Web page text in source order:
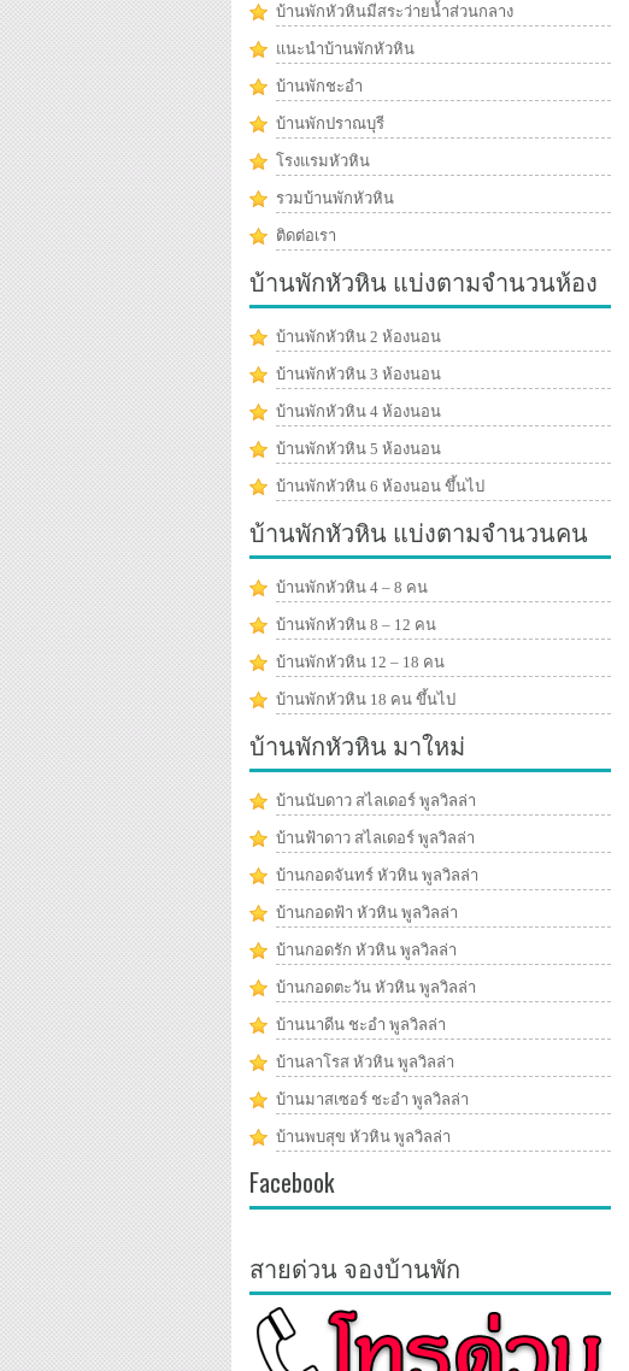
บ้านพักหัวหินมีสระว่ายน้ำส่วนกลาง
แนะนำบ้านพักหัวหิน
บ้านพักชะอำ
บ้านพักปราณบุรี
โรงแรมหัวหิน
รวมบ้านพักหัวหิน
ติดต่อเรา
บ้านพักหัวหิน แบ่งตามจำนวนห้อง
บ้านพักหัวหิน 2 ห้องนอน
บ้านพักหัวหิน 3 ห้องนอน
บ้านพักหัวหิน 4 ห้องนอน
บ้านพักหัวหิน 5 ห้องนอน
บ้านพักหัวหิน 6 ห้องนอน ขึ้นไป
บ้านพักหัวหิน แบ่งตามจำนวนคน
บ้านพักหัวหิน 4 – 8 คน
บ้านพักหัวหิน 8 – 12 คน
บ้านพักหัวหิน 12 – 18 คน
บ้านพักหัวหิน 18 คน ขึ้นไป
บ้านพักหัวหิน มาใหม่
บ้านนับดาว สไลเดอร์ พูลวิลล่า
บ้านฟ้าดาว สไลเดอร์ พูลวิลล่า
บ้านกอดจันทร์ หัวหิน พูลวิลล่า
บ้านกอดฟ้า หัวหิน พูลวิลล่า
บ้านกอดรัก หัวหิน พูลวิลล่า
บ้านกอดตะวัน หัวหิน พูลวิลล่า
บ้านนาดีน ชะอำ พูลวิลล่า
บ้านลาโรส หัวหิน พูลวิลล่า
บ้านมาสเซอร์ ชะอำ พูลวิลล่า
บ้านพบสุข หัวหิน พูลวิลล่า
Facebook
สายด่วน จองบ้านพัก